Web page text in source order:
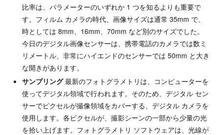
比率は、パラメーターのいずれか 1 つを知るよりも重要で
す。フィルム カメラの時代、画像サイズは通常 35mm で、
時としては 8mm、16mm、70mm など別のサイズでした。
今日のデジタル画像センサーは、携帯電話のカメラでは数ミ
リメートル、非常にハイエンドのセンサーでは 50mm と大き
な開きがあります。
サンプリング最新のフォトグラメトリは、コンピューターを
使ってデジタル領域で行われます。そのため、デジタル セン
サーでピクセルが撮像領域をカバーする、デジタル カメラを
使用します。各ピクセルが、撮影シーンの一部から少量の光
を拾い上げます。フォトグラメトリ ソフトウェアは、光線が